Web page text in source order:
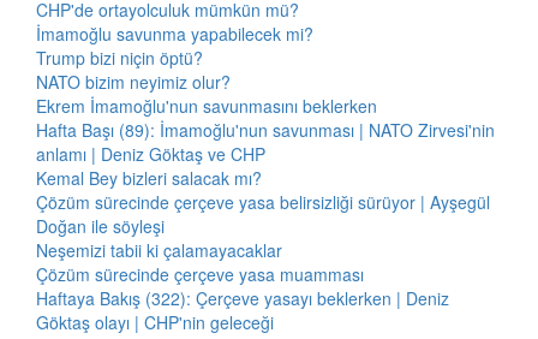
CHP'de ortayolculuk mümkün mü?
İmamoğlu savunma yapabilecek mi?
Trump bizi niçin öptü?
NATO bizim neyimiz olur?
Ekrem İmamoğlu'nun savunmasını beklerken
Hafta Başı (89): İmamoğlu'nun savunması | NATO Zirvesi'nin
anlamı | Deniz Göktaş ve CHP
Kemal Bey bizleri salacak mı?
Çözüm sürecinde çerçeve yasa belirsizliği sürüyor | Ayşegül
Doğan ile söyleşi
Neşemizi tabii ki çalamayacaklar
Çözüm sürecinde çerçeve yasa muamması
Haftaya Bakış (322): Çerçeve yasayı beklerken | Deniz
Göktaş olayı | CHP'nin geleceği